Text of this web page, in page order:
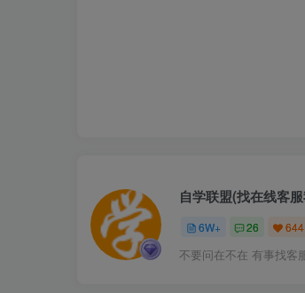
6W+ 26 644
不要问在不在 有事找客